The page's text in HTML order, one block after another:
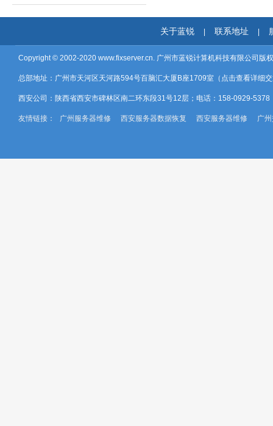
关于蓝锐 联系地址
Copyright © 2002-2020 www.fixserver.cn. 广州市蓝锐计算机科技有限公司版
总部地址：广州市天河区天河路594号百脑汇大厦B座1709室（ 点击查看详细
西安公司：陕西省西安市碑林区南二环东段31号12层；电话：158-0929-5378
友情链接： 广州服务器维修 西安服务器数据恢复 西安服务器维修 广